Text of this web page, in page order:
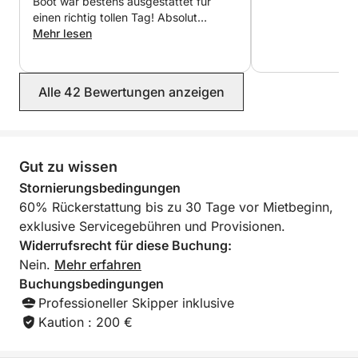
Küste genießen möchten – diese 4-stündige Tour ist
der perfekte Halbtagesausflug.
Packen Sie Handtuch, Sonnencreme und gute Laune
ein! Das Meer erwartet Sie! Buchen Sie noch heute
Ihr Abenteuer und erleben Sie einen unvergesslichen
-----------------------------
------------------------------- Die Skippergebühr
beinhaltet: Skipper, Endreinigung und Treibstoff.
-----------------------------
-------------------------------
einen richtig tollen Tag! Absolut
empfehlenswert, es war unser
Mehr lesen
Alle 42 Bewertungen anzeigen
Gut zu wissen
Stornierungsbedingungen
60% Rückerstattung bis zu 30 Tage vor Mietbeginn,
exklusive Servicegebühren und Provisionen.
Widerrufsrecht für diese Buchung:
Nein. Mehr erfahren
Buchungsbedingungen
Professioneller Skipper inklusive
Kaution : 200 €